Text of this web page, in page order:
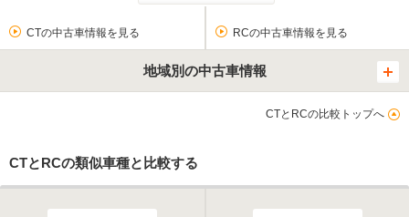
CTの中古車情報を見る RCの中古車情報を見る
地域別の中古車情報
CTとRCの比較トップへ
CTとRCの類似車種と比較する